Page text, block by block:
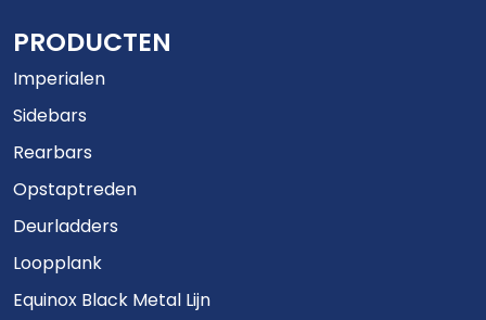
PRODUCTEN
Imperialen
Sidebars
Rearbars
Opstaptreden
Deurladders
Loopplank
Equinox Black Metal Lijn